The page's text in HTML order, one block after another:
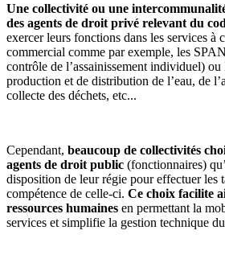
Une collectivité ou une
des agents de droit privé relevant du
exercer leurs fonctions dans les services à
commercial comme par exemple, les
contrôle de l’assainissement individuel) ou
production et de distribution de l’eau, de
collecte des déchets, etc...
Cependant, beaucoup de collectivités
agents de droit public (fonctionnaires)
disposition de leur régie pour effectuer les
compétence de celle-ci. Ce choix facilite
ressources humaines en permettant la
services et simplifie la gestion technique